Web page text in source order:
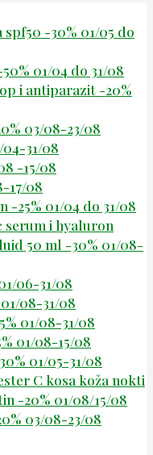
-30% 01/05 do
01/04 do 31/08
i antiparazit -20%
03/08-23/08
04-31/08
-15/08
17/08
-25% 01/04 do 31/08
serum i hyaluron
50 ml -30% 01/08-
06-31/08
08-31/08
01/08-31/08
01/08-15/08
01/05-31/08
C kosa koža nokti
-20% 01/08/15/08
03/08-23/08